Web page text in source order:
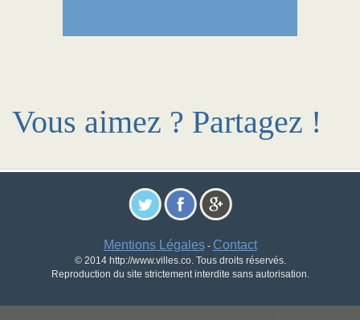
Vous aimez ? Partagez !
Mentions Légales- Contact
© 2014 http://www.villes.co. Tous droits réservés.
Reproduction du site strictement interdite sans autorisation.